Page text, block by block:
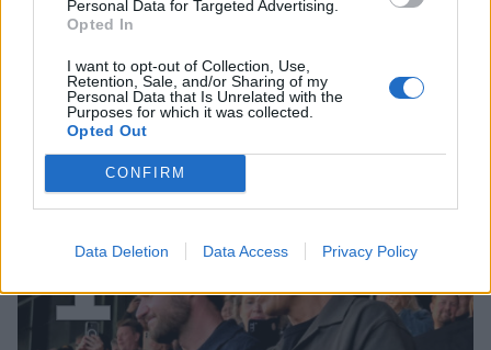
Personal Data for Targeted Advertising.
Opted In
I want to opt-out of Collection, Use,
Retention, Sale, and/or Sharing of my
Personal Data that Is Unrelated with the
Purposes for which it was collected.
Opted Out
CONFIRM
Data Deletion Data Access Privacy Policy
Staran luetuimmat
1